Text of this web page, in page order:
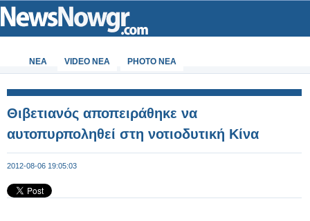
ΝΕΑ VIDEO NEA PHOTO NEA
Θιβετιανός αποπειράθηκε να
αυτοπυρποληθεί στη νοτιοδυτική Κίνα
2012-08-06 19:05:03